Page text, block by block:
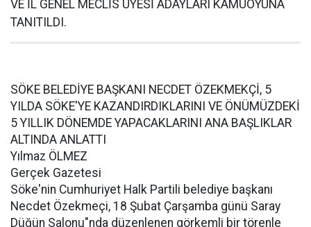
VE İL GENEL MECLİS ÜYESİ ADAYLARI KAMUOYUNA
TANITILDI.
SÖKE BELEDİYE BAŞKANI NECDET ÖZEKMEKÇİ, 5
YILDA SÖKE'YE KAZANDIRDIKLARINI VE ÖNÜMÜZDEKİ
5 YILLIK DÖNEMDE YAPACAKLARINI ANA BAŞLIKLAR
ALTINDA ANLATTI
Yılmaz ÖLMEZ
Gerçek Gazetesi
Söke'nin Cumhuriyet Halk Partili belediye başkanı
Necdet Özekmeçi, 18 Şubat Çarşamba günü Saray
Düğün Salonu"nda düzenlenen görkemli bir törenle